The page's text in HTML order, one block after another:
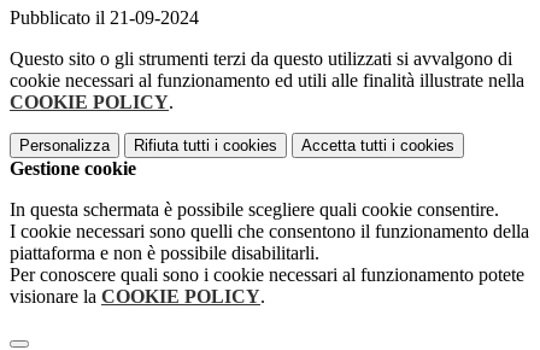
Pubblicato il 21-09-2024
Questo sito o gli strumenti terzi da questo utilizzati si avvalgono di
cookie necessari al funzionamento ed utili alle finalità illustrate nella
COOKIE POLICY.
Personalizza Rifiuta tutti i cookies Accetta tutti i cookies
Gestione cookie
In questa schermata è possibile scegliere quali cookie consentire.
I cookie necessari sono quelli che consentono il funzionamento della
piattaforma e non è possibile disabilitarli.
Per conoscere quali sono i cookie necessari al funzionamento potete
visionare la COOKIE POLICY.